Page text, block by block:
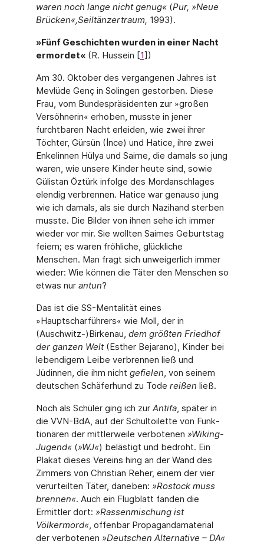
waren noch lange nicht genug«(Pur, »Neue
Brücken«,Seiltänzertraum, 1993).
»Fünf Geschichten wurden in einer Nacht
ermordet« (R. Hussein [1])
Am 30. Oktober des vergangenen Jahres ist
Mevlüde Genç in Solingen gestorben. Diese
Frau, vom Bundespräsiden­ten zur »großen
Versöhnerin« erhoben, musste in jener
furchtbaren Nacht erleiden, wie zwei ihrer
Töchter, Gürsün (İnce) und Hatice, ihre zwei
Enkelinnen Hülya und Saime, die damals so jung
waren, wie unsere Kinder heute sind, sowie
Gülistan Öztürk infolge des Mordanschlages
elendig verbrennen. Hatice war genauso jung
wie ich damals, als sie durch Nazihand sterben
musste. Die Bilder von ihnen sehe ich immer
wieder vor mir. Sie wollten Saimes Geburtstag
feiern; es waren fröhliche, glückliche
Menschen. Man fragt sich unweigerlich immer
wieder: Wie können die Täter den Menschen so
etwas nur antun?
Das ist die SS-Mentalität eines
»Hauptscharführers« wie Moll, der in
(Auschwitz-)Birkenau, dem größten Friedhof
der ganzen Welt(Esther Bejarano), Kinder bei
lebendigem Leibe ver­brennen ließ und
Jüdinnen, die ihm nicht gefielen, von seinem
deutschen Schäferhund zu Tode reißen ließ.
Noch als Schüler ging ich zur Antifa, später in
die VVN-BdA, auf der Schultoilette von Funk­
tionären der mittlerweile verbotenen »Wiking-
Jugend« (»WJ«) belästigt und bedroht. Ein
Pla­kat dieses Vereins hing an der Wand des
Zimmers von Christian Reher, einem der vier
verurteilten Täter, daneben: »Rostock muss
brennen«. Auch ein Flugblatt fanden die
Ermitt­ler dort: »Rassenmischung ist
Völkermord«, offenbar Propagandamaterial
der verbotenen »Deutschen Alternative – DA«